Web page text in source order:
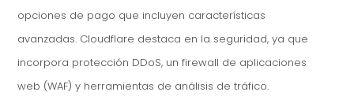
opciones de pago que incluyen características
avanzadas. Cloudflare destaca en la seguridad, ya que
incorpora protección DDoS, un firewall de aplicaciones
web (WAF) y herramientas de análisis de tráfico.